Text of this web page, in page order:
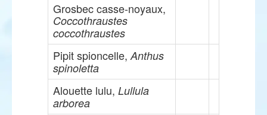
Grosbec casse-noyaux,
Coccothraustes
coccothraustes
Pipit spioncelle, Anthus
spinoletta
Alouette lulu, Lullula
arborea